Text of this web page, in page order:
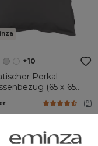
+10
Perkal-
(65 x 65
(9)